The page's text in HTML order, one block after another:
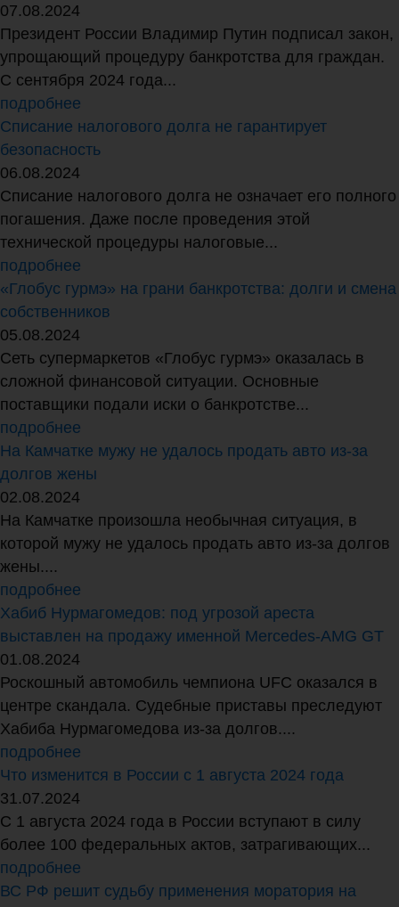
07.08.2024
Президент России Владимир Путин подписал закон,
упрощающий процедуру банкротства для граждан.
С сентября 2024 года...
подробнее
Списание налогового долга не гарантирует
безопасность
06.08.2024
Списание налогового долга не означает его полного
погашения. Даже после проведения этой
технической процедуры налоговые...
подробнее
«Глобус гурмэ» на грани банкротства: долги и смена
собственников
05.08.2024
Сеть супермаркетов «Глобус гурмэ» оказалась в
сложной финансовой ситуации. Основные
поставщики подали иски о банкротстве...
подробнее
На Камчатке мужу не удалось продать авто из-за
долгов жены
02.08.2024
На Камчатке произошла необычная ситуация, в
которой мужу не удалось продать авто из-за долгов
жены....
подробнее
Хабиб Нурмагомедов: под угрозой ареста
выставлен на продажу именной Mercedes-AMG GT
01.08.2024
Роскошный автомобиль чемпиона UFC оказался в
центре скандала. Судебные приставы преследуют
Хабиба Нурмагомедова из-за долгов....
подробнее
Что изменится в России с 1 августа 2024 года
31.07.2024
С 1 августа 2024 года в России вступают в силу
более 100 федеральных актов, затрагивающих...
подробнее
ВС РФ решит судьбу применения моратория на